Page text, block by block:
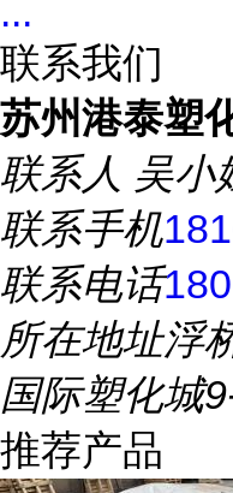
...
联系我们
苏州港泰塑
联系人 吴小
联系手机
联系电话
所在地址浮
国际塑化城
推荐产品